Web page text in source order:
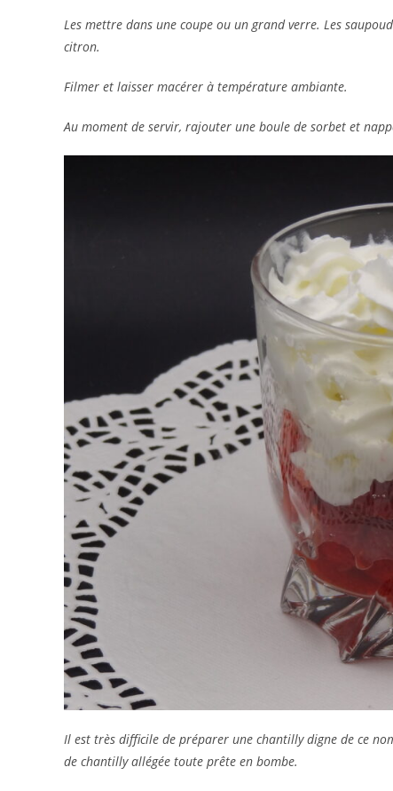
Les mettre dans une coupe ou un grand verre. Les
citron.
Filmer et laisser macérer à température ambiante.
Au moment de servir, rajouter une boule de sorbet et
Il est très difficile de préparer une chantilly digne de ce
de chantilly allégée toute prête en bombe.